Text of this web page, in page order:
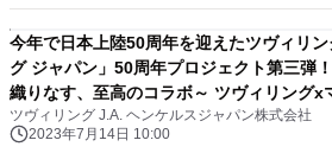
今年で日本上陸50周年を迎えたツヴィリ
グ ジャパン」50周年プロジェクト第三弾
織りなす、至高のコラボ～ ツヴィリングx
ン コラボナイフ 「TWIN CERMAX
ックス・マスターマインド」 7月20日(木)
ツヴィリング J.A. ヘンケルスジャパン株式会社
2023年7月14日 10:00